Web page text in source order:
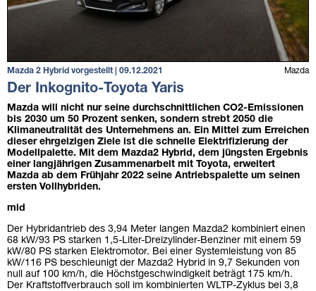
Mazda
Mazda 2 Hybrid vorgestellt | 09.12.2021
Der Inkognito-Toyota Yaris
Mazda will nicht nur seine durchschnittlichen CO2-Emissionen
bis 2030 um 50 Prozent senken, sondern strebt 2050 die
Klimaneutralität des Unternehmens an. Ein Mittel zum Erreichen
dieser ehrgeizigen Ziele ist die schnelle Elektrifizierung der
Modellpalette. Mit dem Mazda2 Hybrid, dem jüngsten Ergebnis
einer langjährigen Zusammenarbeit mit Toyota, erweitert
Mazda ab dem Frühjahr 2022 seine Antriebspalette um seinen
ersten Vollhybriden.
mid
Der Hybridantrieb des 3,94 Meter langen Mazda2 kombiniert einen
68 kW/93 PS starken 1,5-Liter-Dreizylinder-Benziner mit einem 59
kW/80 PS starken Elektromotor. Bei einer Systemleistung von 85
kW/116 PS beschleunigt der Mazda2 Hybrid in 9,7 Sekunden von
null auf 100 km/h, die Höchstgeschwindigkeit beträgt 175 km/h.
Der Kraftstoffverbrauch soll im kombinierten WLTP-Zyklus bei 3,8